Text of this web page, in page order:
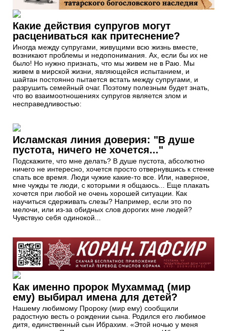
Какие действия супругов могут
расцениваться как притеснение?
Иногда между супругами, живущими всю жизнь вместе,
возникают проблемы и недопонимания. Ах, если бы их не
было! Но нужно признать, что мы живем не в Раю. Мы
живем в мирской жизни, являющейся испытанием, и
шайтан постоянно пытается встать между супругами, и
разрушить семейный очаг. Поэтому полезным будет знать,
что во взаимоотношениях супругов является злом и
несправедливостью:
Исламская линия доверия: "В душе
пустота, ничего не хочется..."
Подскажите, что мне делать? В душе пустота, абсолютно
ничего не интересно, хочется просто отвернувшись к стенке
спать все время. Люди чужие какие-то все. Или, наверное,
мне чужды те люди, с которыми я общаюсь... Еще плакать
хочется при любой не очень хорошей ситуации. Как
научиться сдерживать слезы? Например, если это по
мелочи, или из-за обидных слов дорогих мне людей?
Чувствую себя одинокой...
Как именно пророк Мухаммад (мир
ему) выбирал имена для детей?
Нашему любимому Пророку (мир ему) сообщили
радостную весть о рождении сына. Родился его любимое
дитя, единственный сын Ибрахим. «Этой ночью у меня